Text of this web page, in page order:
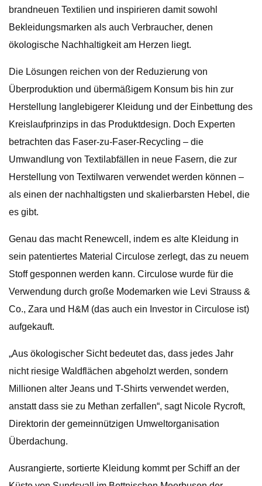
brandneuen Textilien und inspirieren damit sowohl
Bekleidungsmarken als auch Verbraucher, denen
ökologische Nachhaltigkeit am Herzen liegt.
Die Lösungen reichen von der Reduzierung von
Überproduktion und übermäßigem Konsum bis hin zur
Herstellung langlebigerer Kleidung und der Einbettung des
Kreislaufprinzips in das Produktdesign. Doch Experten
betrachten das Faser-zu-Faser-Recycling – die
Umwandlung von Textilabfällen in neue Fasern, die zur
Herstellung von Textilwaren verwendet werden können –
als einen der nachhaltigsten und skalierbarsten Hebel, die
es gibt.
Genau das macht Renewcell, indem es alte Kleidung in
sein patentiertes Material Circulose zerlegt, das zu neuem
Stoff gesponnen werden kann. Circulose wurde für die
Verwendung durch große Modemarken wie Levi Strauss &
Co., Zara und H&M (das auch ein Investor in Circulose ist)
aufgekauft.
„Aus ökologischer Sicht bedeutet das, dass jedes Jahr
nicht riesige Waldflächen abgeholzt werden, sondern
Millionen alter Jeans und T-Shirts verwendet werden,
anstatt dass sie zu Methan zerfallen“, sagt Nicole Rycroft,
Direktorin der gemeinnützigen Umweltorganisation
Überdachung.
Ausrangierte, sortierte Kleidung kommt per Schiff an der